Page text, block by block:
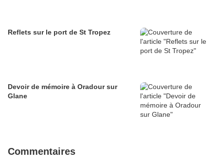
Reflets sur le port de St Tropez
Devoir de mémoire à Oradour sur
Glane
Commentaires